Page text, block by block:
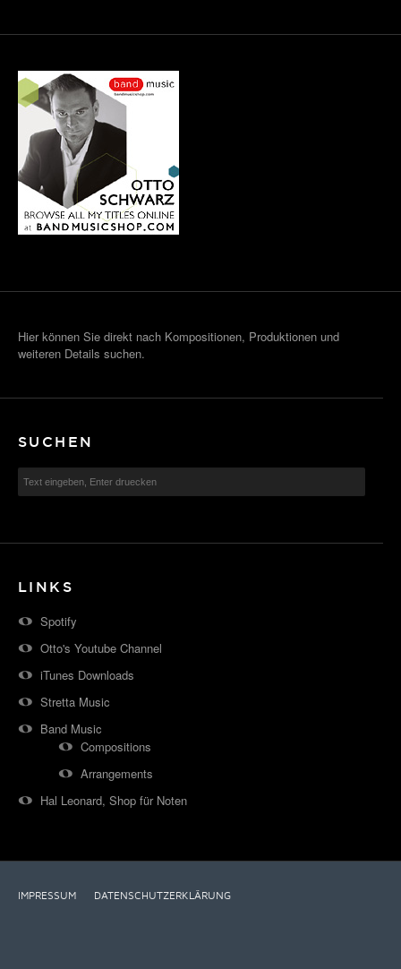
Hier können Sie direkt nach Kompositionen, Produktionen und
weiteren Details suchen.
SUCHEN
LINKS
Spotify
Otto's Youtube Channel
iTunes Downloads
Stretta Music
Band Music
Compositions
Arrangements
Hal Leonard, Shop für Noten
IMPRESSUM DATENSCHUTZERKLÄRUNG